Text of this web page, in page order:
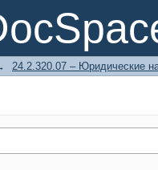
24.2.320.07 – Юридические